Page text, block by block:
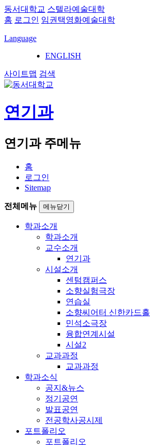
동서대학교 스텔라예술대학
홈 로그인 임권택영화예술대학
Language
ENGLISH
사이트맵 검색
연기과
연기과 주메뉴
홈
로그인
Sitemap
전체메뉴 메뉴닫기
학과소개
학과소개
교수소개
연기과
시설소개
센텀캠퍼스
소향실험극장
연습실
소향씨어터 신한카드홀
민석소극장
융합연계시설
시설2
교과과정
교과과정
학과소식
공지&뉴스
정기공연
발표공연
전공학사공시제
포트폴리오
포트폴리오